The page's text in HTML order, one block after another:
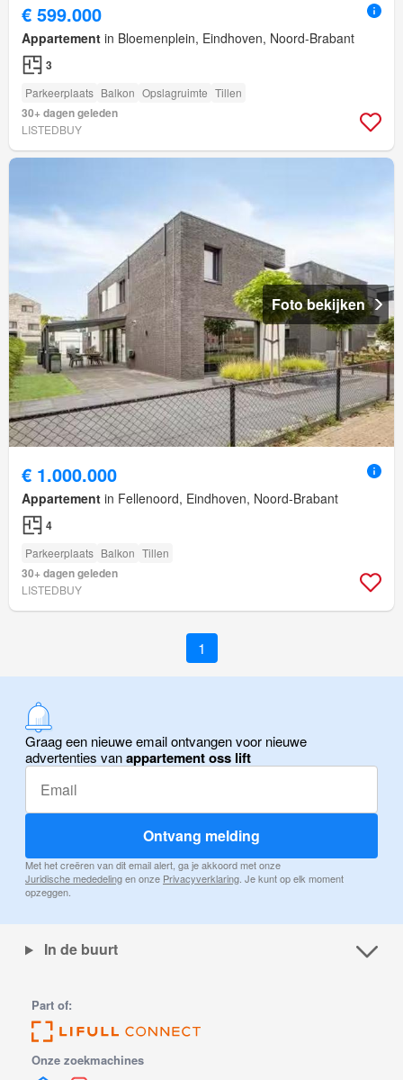
€ 599.000
Appartement in Bloemenplein, Eindhoven, Noord-Brabant
3
Parkeerplaats Balkon Opslagruimte Tillen
30+ dagen geleden
LISTEDBUY
Foto bekijken
€ 1.000.000
Appartement in Fellenoord, Eindhoven, Noord-Brabant
4
Parkeerplaats Balkon Tillen
30+ dagen geleden
LISTEDBUY
1
Graag een nieuwe email ontvangen voor nieuwe
advertenties vanappartement oss lift
Ontvang melding
Met het creëren van dit email alert, ga je akkoord met onze
Juridische mededelingen onze Privacyverklaring. Je kunt op elk moment
opzeggen.
In de buurt
Part of:
Onze zoekmachines